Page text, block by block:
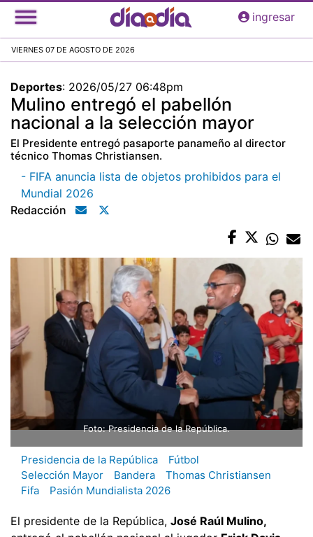
Pasar
al
principal
ingresar
VIERNES 07 DE AGOSTO DE 2026
Deportes: 2026/05/27 06:48pm
Mulino entregó el pabellón
nacional a la selección mayor
El Presidente entregó pasaporte panameño al director
técnico Thomas Christiansen.
- FIFA anuncia lista de objetos prohibidos para el
Mundial 2026
Redacción
Foto: Presidencia de la República.
Presidencia de la República
Fútbol
Selección Mayor
Bandera
Thomas Christiansen
Fifa
Pasión Mundialista 2026
El presidente de la República, José Raúl Mulino,